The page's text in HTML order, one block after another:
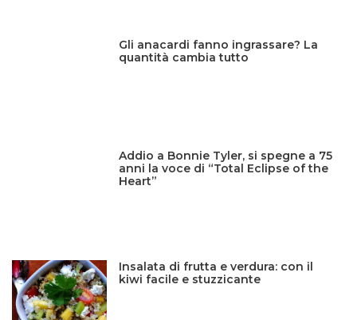
Gli anacardi fanno ingrassare? La
quantità cambia tutto
Addio a Bonnie Tyler, si spegne a 75
anni la voce di “Total Eclipse of the
Heart”
Insalata di frutta e verdura: con il
kiwi facile e stuzzicante